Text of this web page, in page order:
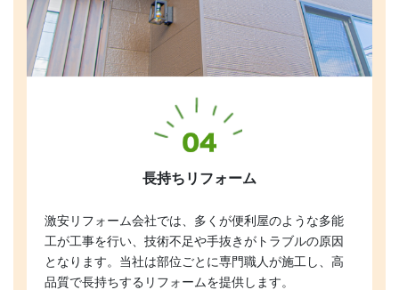
長持ちリフォーム
激安リフォーム会社では、多くが便利屋のような多能
工が工事を行い、技術不足や手抜きがトラブルの原因
となります。当社は部位ごとに専門職人が施工し、高
品質で長持ちするリフォームを提供します。